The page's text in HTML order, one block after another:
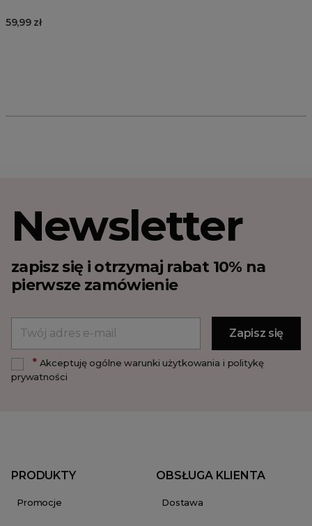
59,99 zł
Newsletter
zapisz się i otrzymaj rabat 10% na
pierwsze zamówienie
*Akceptuję ogólne warunki użytkowania i politykę
prywatności
PRODUKTY
Promocje
OBSŁUGA KLIENTA
Dostawa